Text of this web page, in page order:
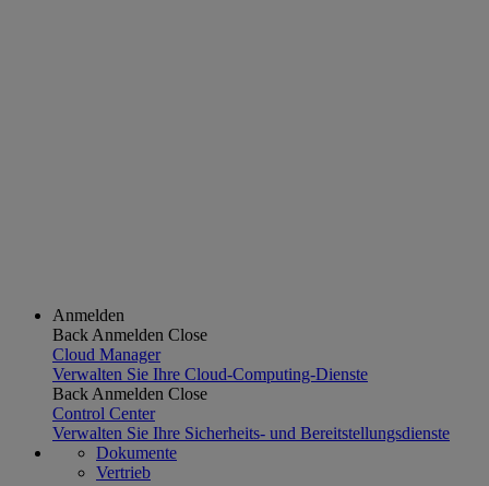
Anmelden
Back Anmelden Close
Cloud Manager
Verwalten Sie Ihre Cloud-Computing-Dienste
Back Anmelden Close
Control Center
Verwalten Sie Ihre Sicherheits- und Bereitstellungsdienste
Dokumente
Vertrieb